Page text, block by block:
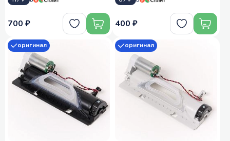
700 ₽ 400 ₽
оригинал оригинал